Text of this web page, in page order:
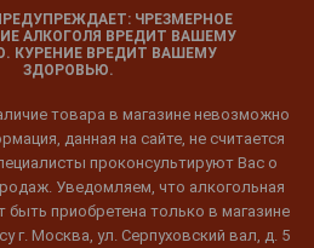
ЧРЕЗМЕРНОЕ
АЛКОГОЛЯ ВРЕДИТ ВАШЕМУ
КУРЕНИЕ ВРЕДИТ ВАШЕМУ
ЗДОРОВЬЮ.
товара в магазине невозможно
данная на сайте, не считается
проконсультируют Вас о
Уведомляем, что алкогольная
быть приобретена только в магазине
г. Москва, ул. Серпуховский вал, д. 5